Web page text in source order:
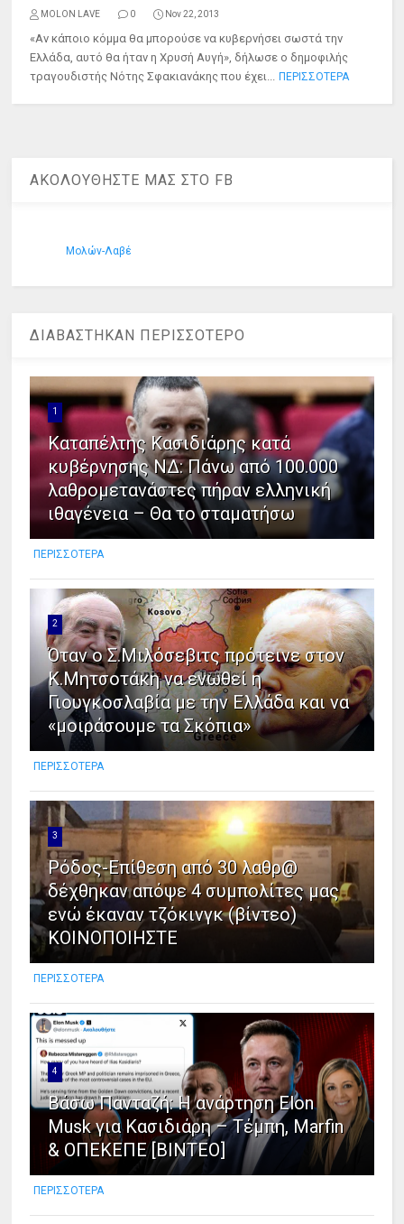
MOLON LAVE 0 Nov 22, 2013
«Αν κάποιο κόμμα θα μπορούσε να κυβερνήσει σωστά την
Ελλάδα, αυτό θα ήταν η Χρυσή Αυγή», δήλωσε ο δημοφιλής
τραγουδιστής Νότης Σφακιανάκης που έχει... ΠΕΡΙΣΣΟΤΕΡΑ
ΑΚΟΛΟΥΘΗΣΤΕ ΜΑΣ ΣΤΟ FB
Μολών-Λαβέ
ΔΙΑΒΑΣΤΗΚΑΝ ΠΕΡΙΣΣΟΤΕΡΟ
1
Καταπέλτης Κασιδιάρης κατά
κυβέρνησης ΝΔ: Πάνω από 100.000
λαθρομετανάστες πήραν ελληνική
ιθαγένεια – Θα το σταματήσω
ΠΕΡΙΣΣΟΤΕΡΑ
2
Όταν ο Σ.Μιλόσεβιτς πρότεινε στον
Κ.Μητσοτάκη να ενωθεί η
Γιουγκοσλαβία με την Ελλάδα και να
«μοιράσουμε τα Σκόπια»
ΠΕΡΙΣΣΟΤΕΡΑ
3
Ρόδος-Επίθεση από 30 λαθρ@
δέχθηκαν απόψε 4 συμπολίτες μας
ενώ έκαναν τζόκινγκ (βίντεο)
ΚΟΙΝΟΠΟΙΗΣΤΕ
ΠΕΡΙΣΣΟΤΕΡΑ
4
Βάσω Πανταζή: Η ανάρτηση Elon
Musk για Κασιδιάρη – Τέμπη, Marfin
& ΟΠΕΚΕΠΕ [ΒΙΝΤΕΟ]
ΠΕΡΙΣΣΟΤΕΡΑ